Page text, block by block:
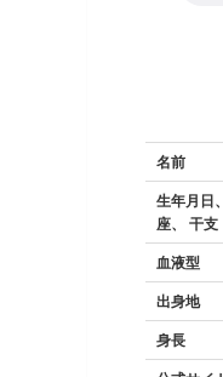
名前
生年月日
座、 干支
血液型
出身地
身長